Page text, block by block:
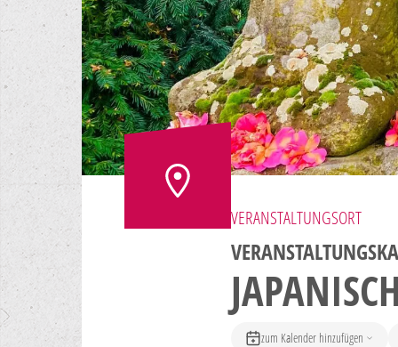
VERANSTALTUNGSORT
zum Kalender hinzufügen